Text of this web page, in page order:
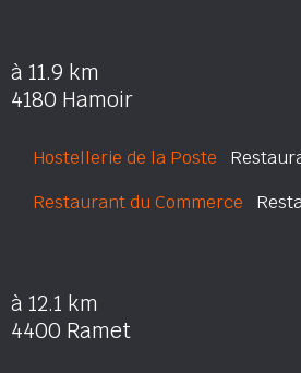
à 11.9 km
4180 Hamoir
Hostellerie de la Poste
Restaurant du Commerce
à 12.1 km
4400 Ramet